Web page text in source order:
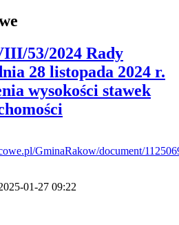
53/2024 Rady
28 listopada 2024 r.
wysokości stawek
GminaRakow/document/
01-27 09:22